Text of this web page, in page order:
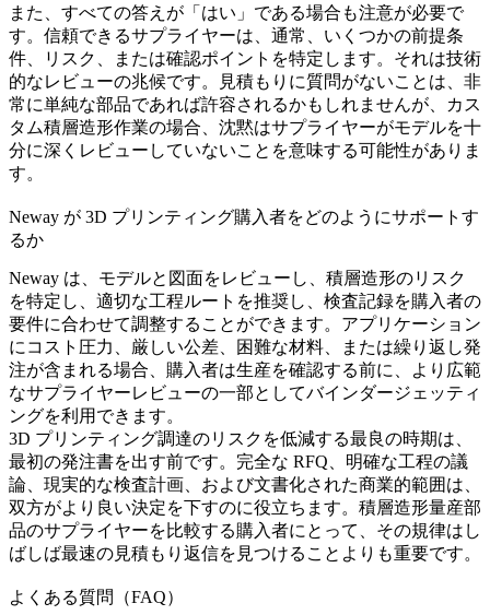
また、すべての答えが「はい」である場合も注意が必要で
す。信頼できるサプライヤーは、通常、いくつかの前提条
件、リスク、または確認ポイントを特定します。それは技術
的なレビューの兆候です。見積もりに質問がないことは、非
常に単純な部品であれば許容されるかもしれませんが、カス
タム積層造形作業の場合、沈黙はサプライヤーがモデルを十
分に深くレビューしていないことを意味する可能性がありま
す。
Neway が 3D プリンティング購入者をどのようにサポートす
るか
Neway は、モデルと図面をレビューし、積層造形のリスク
を特定し、適切な工程ルートを推奨し、検査記録を購入者の
要件に合わせて調整することができます。アプリケーション
にコスト圧力、厳しい公差、困難な材料、または繰り返し発
注が含まれる場合、購入者は生産を確認する前に、より広範
なサプライヤーレビューの一部としてバインダージェッティ
ングを利用できます。
3D プリンティング調達のリスクを低減する最良の時期は、
最初の発注書を出す前です。完全な RFQ、明確な工程の議
論、現実的な検査計画、および文書化された商業的範囲は、
双方がより良い決定を下すのに役立ちます。積層造形量産部
品のサプライヤーを比較する購入者にとって、その規律はし
ばしば最速の見積もり返信を見つけることよりも重要です。
よくある質問（FAQ）